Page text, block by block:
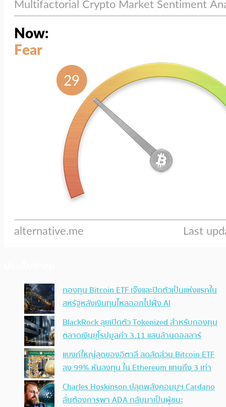
กองทุน Bitcoin ETF เจ๊งและปิดตัวเป็นแห่งแรกใน
สหรัฐหลังเงินทุนไหลออกไปฝั่ง AI
BlackRock ลุยเปิดตัว Tokenized สำหรับกองทุน
ตลาดเงินยุโรปมูลค่า 3.11 แสนล้านดอลลาร์
แบงก์ใหญ่สุดของอิตาลี ลดสัดส่วน Bitcoin ETF
ลง 99% หันลงทุน ใน Ethereum แทนถึง 3 เท่า
Charles Hoskinson ปลุกพลังคอมมูฯ Cardano
ลั่นต้องการพา ADA กลับมาเป็นผู้ชนะ